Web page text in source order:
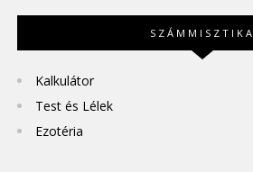
SZÁMMISZTIKA
Kalkulátor
Test és Lélek
Ezotéria